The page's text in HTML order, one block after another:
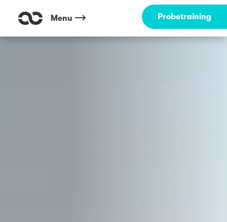
Menu Probetraining
Outdoor Fitness direkt um die Ecke: Stadt-Natur-Park Flingern